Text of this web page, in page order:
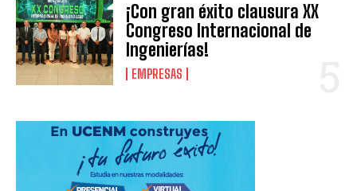
¡Con gran éxito clausura XX
Congreso Internacional de
Ingenierías!
EMPRESAS